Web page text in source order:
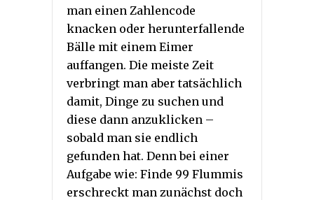
man einen Zahlencode
knacken oder herunterfallende
Bälle mit einem Eimer
auffangen. Die meiste Zeit
verbringt man aber tatsächlich
damit, Dinge zu suchen und
diese dann anzuklicken –
sobald man sie endlich
gefunden hat. Denn bei einer
Aufgabe wie: Finde 99 Flummis
erschreckt man zunächst doch